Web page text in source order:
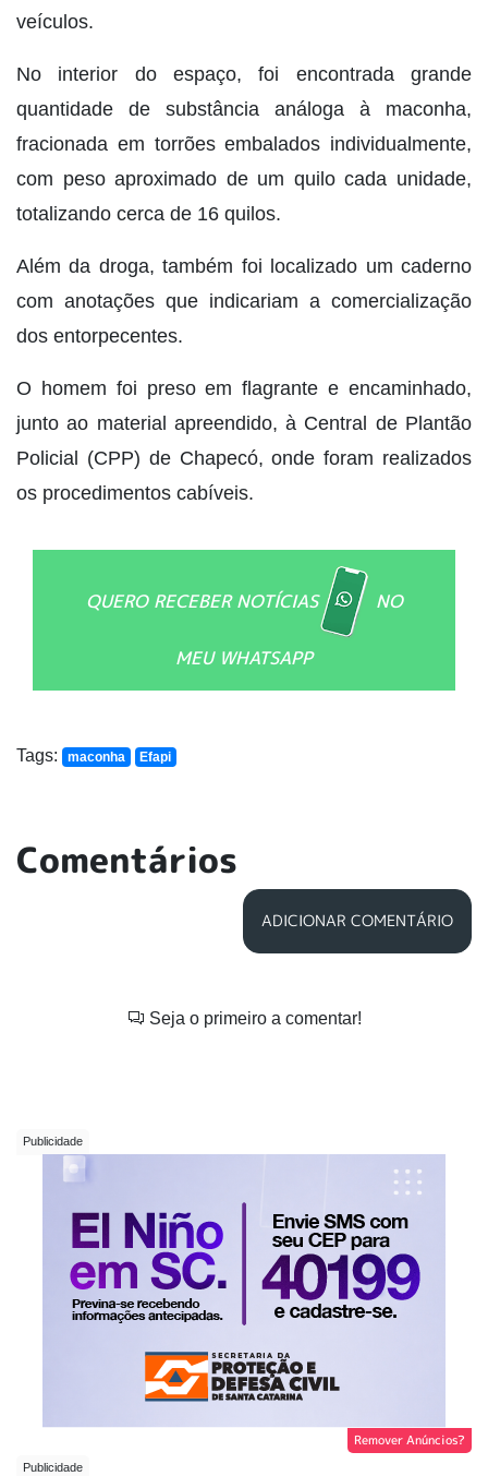
veículos.
No interior do espaço, foi encontrada grande
quantidade de substância análoga à maconha,
fracionada em torrões embalados individualmente,
com peso aproximado de um quilo cada unidade,
totalizando cerca de 16 quilos.
Além da droga, também foi localizado um caderno
com anotações que indicariam a comercialização
dos entorpecentes.
O homem foi preso em flagrante e encaminhado,
junto ao material apreendido, à Central de Plantão
Policial (CPP) de Chapecó, onde foram realizados
os procedimentos cabíveis.
QUERO RECEBER NOTÍCIAS NO
MEU WHATSAPP
Tags: maconha Efapi
Comentários
ADICIONAR COMENTÁRIO
Seja o primeiro a comentar!
Remover Anúncios?